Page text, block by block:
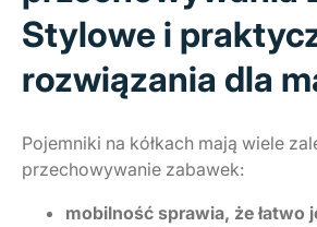
Stylowe i
rozwiązania dla
Pojemniki na kółkach mają wiele
przechowywanie zabawek:
mobilność sprawia, że łatwo